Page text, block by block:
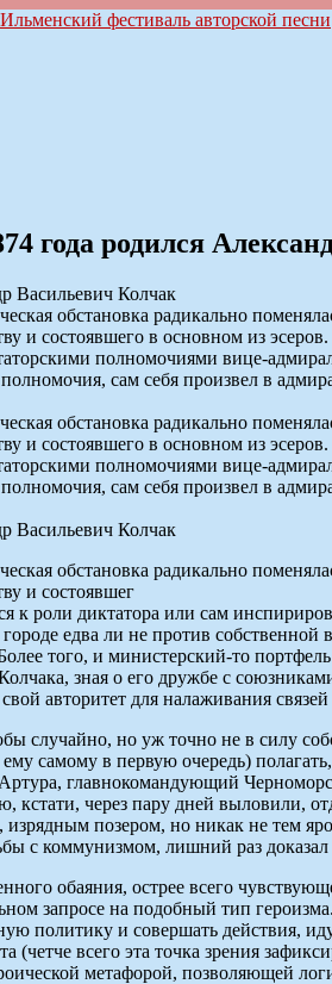
года родился
обстановка радикально
состоявшего в основном из
полномочиями вице-
сам себя произвел в
обстановка радикально
состоявшего в основном из
полномочиями вице-
сам себя произвел в
обстановка радикально
и состоявшег
к роли диктатора или сам
едва ли не против
того, и министерский-то
зная о его дружбе с
авторитет для налаживания
случайно, но уж точно не в силу
самому в первую очередь)
главнокомандующий
через пару дней выловили,
позером, но никак не тем
с коммунизмом, лишний раз
обаяния, острее всего
запросе на подобный тип
политику и совершать действия,
(четче всего эта точка зрения
метафорой, позволяющей